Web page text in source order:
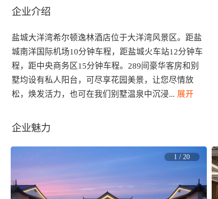
企业介绍
盐城大洋湾希尔顿逸林酒店位于大洋湾风景区。距盐
城南洋国际机场10分钟车程，距盐城火车站12分钟车
程，距中央商务区15分钟车程。289间豪华客房和别
墅均设有私人阳台，可尽享花园美景，让您尽情放
松，焕发活力，也可在我们别墅温泉中沉浸... 展开
企业魅力
1 /20